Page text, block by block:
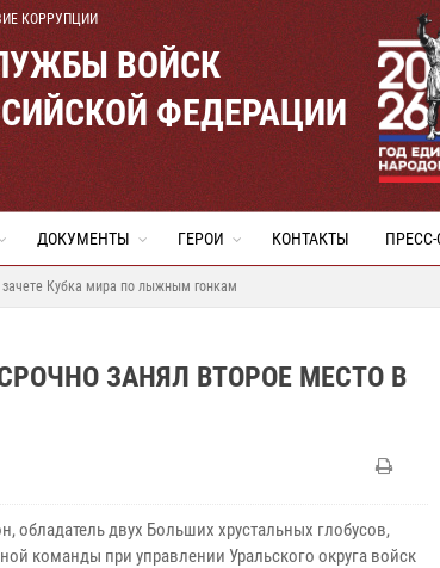
КОРРУПЦИИ
ВОЙСК
ФЕДЕРАЦИИ
ДОКУМЕНТЫ ГЕРОИ КОНТАКТЫ
Кубка мира по лыжным гонкам
ЗАНЯЛ ВТОРОЕ МЕСТО В
обладатель двух Больших хрустальных глобусов,
команды при управлении Уральского округа войск